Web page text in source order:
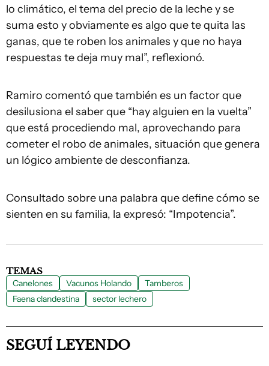
lo climático, el tema del precio de la leche y se
suma esto y obviamente es algo que te quita las
ganas, que te roben los animales y que no haya
respuestas te deja muy mal”, reflexionó.
Ramiro comentó que también es un factor que
desilusiona el saber que “hay alguien en la vuelta”
que está procediendo mal, aprovechando para
cometer el robo de animales, situación que genera
un lógico ambiente de desconfianza.
Consultado sobre una palabra que define cómo se
sienten en su familia, la expresó: “Impotencia”.
TEMAS
Canelones Vacunos Holando
Tamberos
Faena clandestina
sector lechero
SEGUÍ LEYENDO